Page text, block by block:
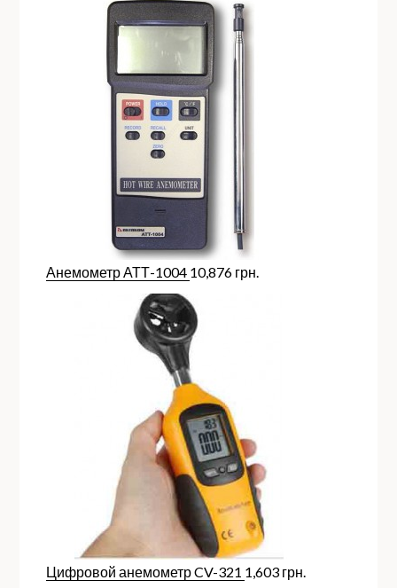
Анемометр АТТ-1004 10,876 грн.
Цифровой анемометр CV-321 1,603 грн.